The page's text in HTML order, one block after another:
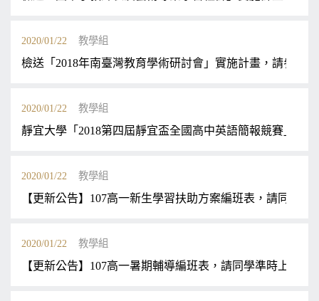
2020/01/22 教學組
檢送「2018年南臺灣教育學術研討會」實施計畫，請參考。
2020/01/22 教學組
靜宜大學「2018第四屆靜宜盃全國高中英語簡報競賽」
2020/01/22 教學組
【更新公告】107高一新生學習扶助方案編班表，請同學準
2020/01/22 教學組
【更新公告】107高一暑期輔導編班表，請同學準時上課